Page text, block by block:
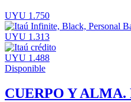
UYU 1.750
UYU 1.313
UYU 1.488
Disponible
CUERPO Y